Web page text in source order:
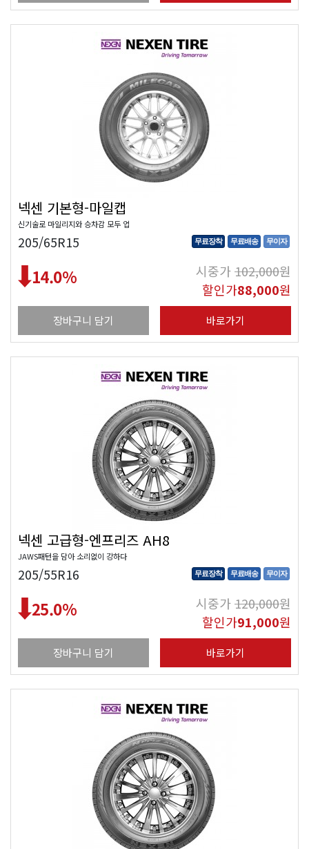
넥센 기본형-마일캡
신기술로 마일리지와 승차감 모두 업
205/65R15 무료장착 무료배송 무이자
14.0% 시중가102,000원
할인가88,000원
장바구니 담기 바로가기
넥센 고급형-엔프리즈 AH8
JAWS패턴을 담아 소리없이 강하다
205/55R16 무료장착 무료배송 무이자
25.0% 시중가120,000원
할인가91,000원
장바구니 담기 바로가기